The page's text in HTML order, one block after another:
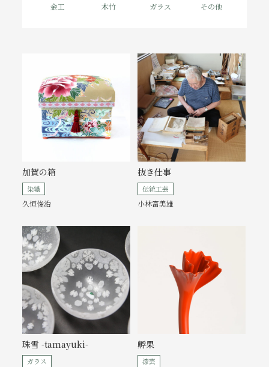
金工 木竹 ガラス その他
加賀の箱
染織
久恒俊治
抜き仕事
伝統工芸
小林富美雄
珠雪 -tamayuki-
ガラス
孵果
漆芸